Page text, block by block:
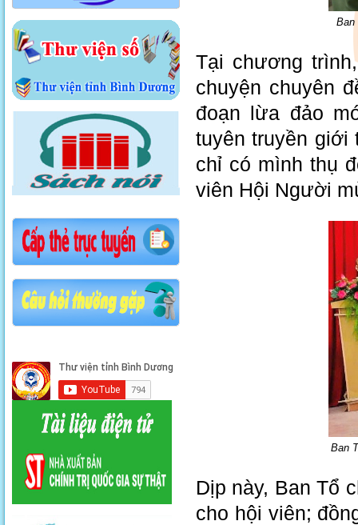
Ban
Tại chương
chuyện chuyên
đoạn lừa đảo
tuyên truyền giới
chỉ có mình thụ
viên Hội Người
Ban
Dịp này, Ban Tổ
cho hội viên;